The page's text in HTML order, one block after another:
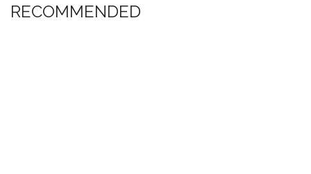
RECOMMENDED